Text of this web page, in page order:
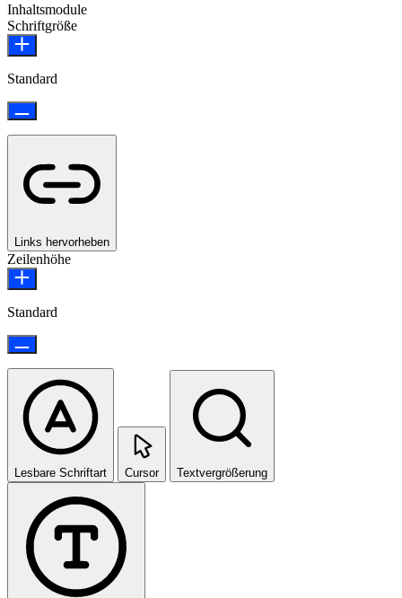
Inhaltsmodule
Schriftgröße
Standard
Links hervorheben
Zeilenhöhe
Standard
Lesbare Schriftart Cursor Textvergrößerung